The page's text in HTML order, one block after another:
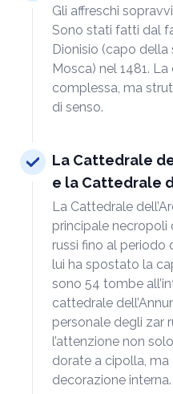
Gli affreschi
Sono stati fatti dal
Dionisio (capo
Mosca) nel 1481.
complessa, ma
di senso.
La Cattedrale
e la Cattedrale
La Cattedrale
principale necropoli
russi fino al periodo
lui ha spostato la
sono 54 tombe
cattedrale
personale degli zar
l’attenzione non
dorate a cipolla, ma
decorazione interna.